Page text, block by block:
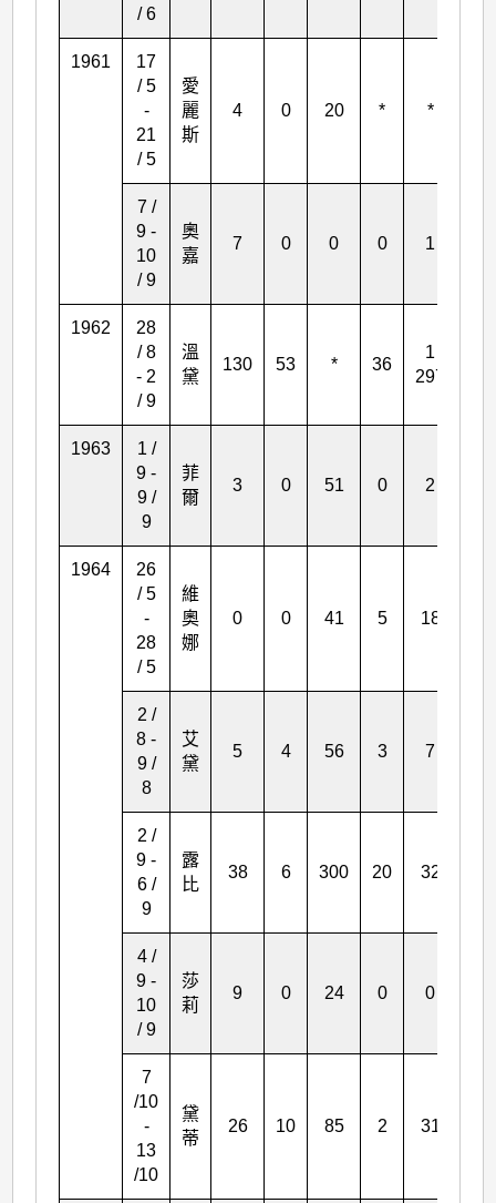
/ 6
1961
17
/ 5
-
21
/ 5
愛
麗
斯
4 0 20 * *
7 /
9 -
10
/ 9
奧
嘉
7 0 0 0 1
1962
28
/ 8
- 2
/ 9
溫
黛
130 53 * 36
1
297
1963
1 /
9 -
9 /
9
菲
爾
3 0 51 0 2
1964
26
/ 5
-
28
/ 5
維
奧
娜
0 0 41 5 18
2 /
8 -
9 /
8
艾
黛
5 4 56 3 7
2 /
9 -
6 /
9
露
比
38 6 300 20 32
4 /
9 -
10
/ 9
莎
莉
9 0 24 0 0
7
/10
-
13
/10
黛
蒂
26 10 85 2 31